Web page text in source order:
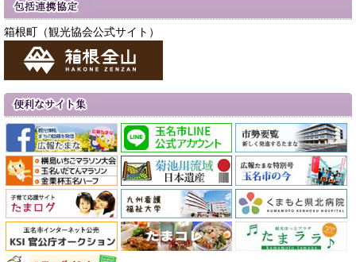
箱根町（観光協会公式サイト）